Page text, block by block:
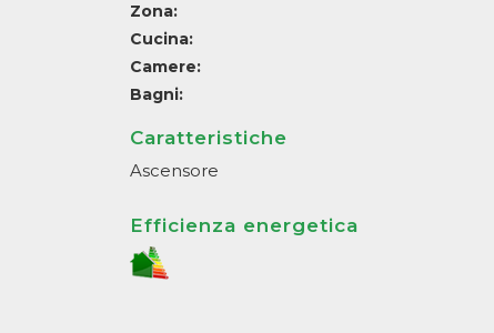
Zona:
Cucina:
Camere:
Bagni:
Caratteristiche
Ascensore
Efficienza energetica